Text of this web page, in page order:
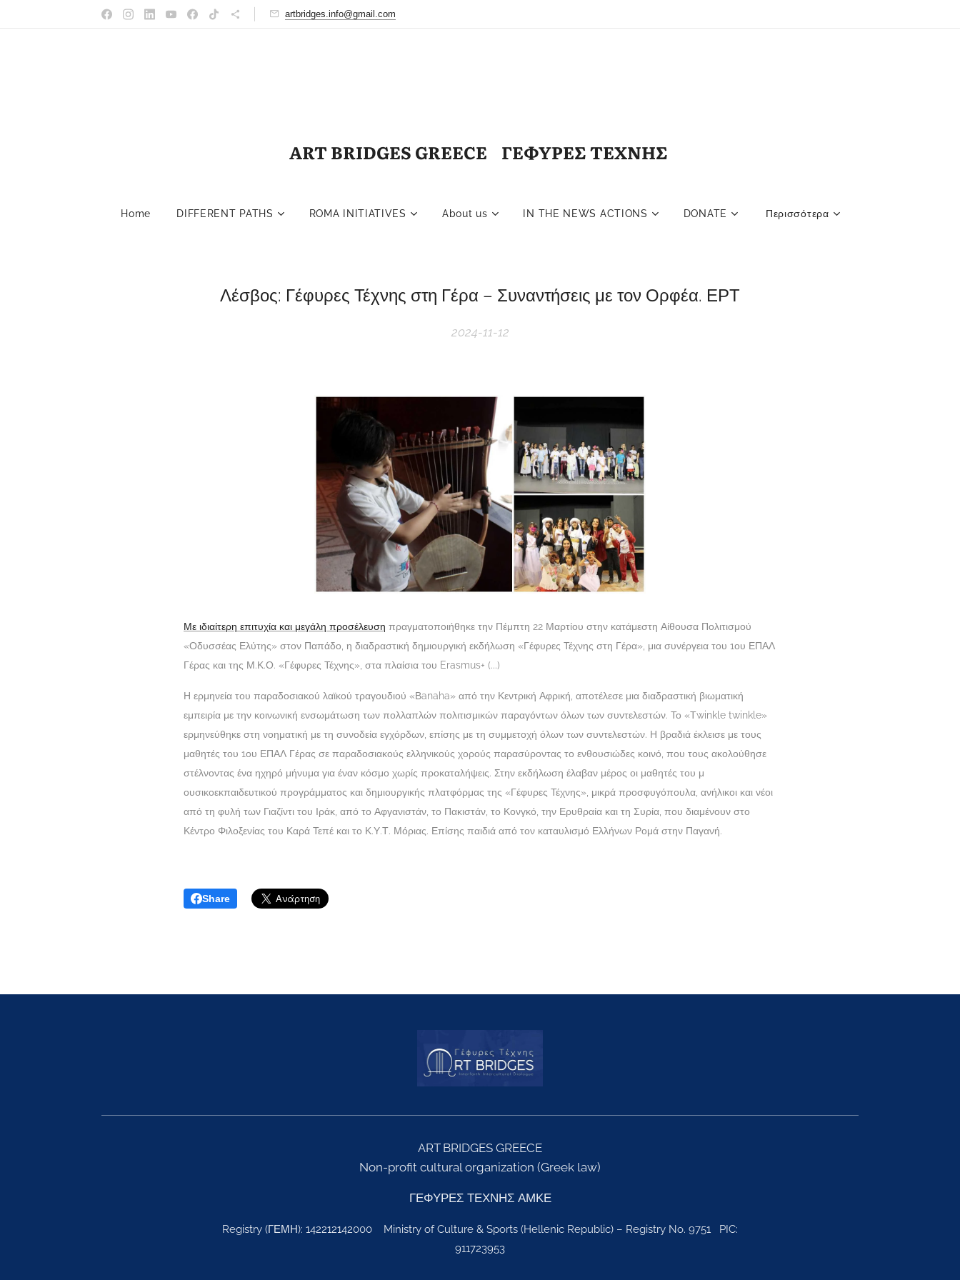
artbridges.info@gmail.com
ART BRIDGES GREECE ΓΕΦΥΡΕΣ ΤΕΧΝΗΣ
Home DIFFERENT PATHS ROMA INITIATIVES About us IN THE NEWS ACTIONS DONATE Περισσότερα
Λέσβος: Γέφυρες Τέχνης στη Γέρα – Συναντήσεις με τον Ορφέα. ΕΡΤ
2024-11-12
Με ιδιαίτερη επιτυχία και μεγάλη προσέλευση πραγματοποιήθηκε την Πέμπτη 22 Μαρτίου στην κατάμεστη Αίθουσα Πολιτισμού
«Οδυσσέας Ελύτης» στον Παπάδο, η διαδραστική δημιουργική εκδήλωση «Γέφυρες Τέχνης στη Γέρα», μια συνέργεια του 1ου ΕΠΑΛ
Γέρας και της Μ.Κ.Ο. «Γέφυρες Τέχνης», στα πλαίσια του Erasmus+ (...)
Η ερμηνεία του παραδοσιακού λαϊκού τραγουδιού «Βanaha» από την Κεντρική Αφρική, αποτέλεσε μια διαδραστική βιωματική
εμπειρία με την κοινωνική ενσωμάτωση των πολλαπλών πολιτισμικών παραγόντων όλων των συντελεστών. Το «Τwinkle twinkle»
ερμηνεύθηκε στη νοηματική με τη συνοδεία εγχόρδων, επίσης με τη συμμετοχή όλων των συντελεστών. Η βραδιά έκλεισε με τους
μαθητές του 1ου ΕΠΑΛ Γέρας σε παραδοσιακούς ελληνικούς χορούς παρασύροντας το ενθουσιώδες κοινό, που τους ακολούθησε
στέλνοντας ένα ηχηρό μήνυμα για έναν κόσμο χωρίς προκαταλήψεις. Στην εκδήλωση έλαβαν μέρος οι μαθητές του μ​
ουσικοεκπαιδευτικού προγράμματος και δημιουργικής πλατφόρμας της «Γέφυρες Τέχνης», μικρά προσφυγόπουλα, ανήλικοι και νέοι
από τη φυλή των Γιαζίντι του Ιράκ, από το Αφγανιστάν, το Πακιστάν, το Κονγκό, την Ερυθραία και τη Συρία, που διαμένουν στο
Κέντρο Φιλοξενίας του Καρά Τεπέ και το Κ.Υ.Τ. Μόριας. Επίσης παιδιά από τον καταυλισμό Ελλήνων Ρομά στην Παγανή.
Share
ART BRIDGES GREECE
Non-profit cultural organization (Greek law)
ΓΕΦΥΡΕΣ ΤΕΧΝΗΣ ΑΜΚΕ
Registry (ΓΕΜΗ): 142212142000 Ministry of Culture & Sports (Hellenic Republic) – Registry No. 9751 PIC:
911723953